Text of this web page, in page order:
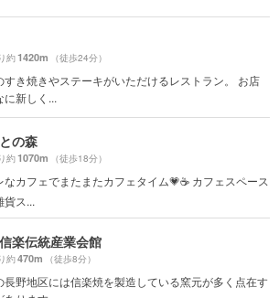
約1420m （徒歩24分）
すき焼きやステーキがいただけるレストラン。 お店
に新しく...
の森
約1070m （徒歩18分）
なカフェでまたまたカフェタイム💗☕️ カフェスペース
貨ス...
楽伝統産業会館
約470m （徒歩8分）
長野地区には信楽焼を製造している窯元が多く点在す